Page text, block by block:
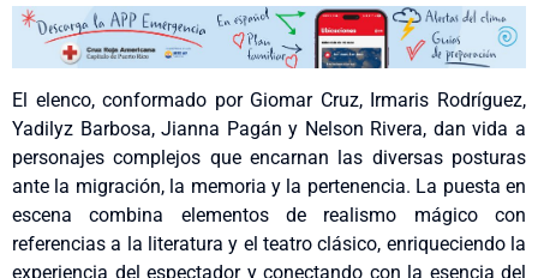
El elenco, conformado por Giomar Cruz, Irmaris Rodríguez,
Yadilyz Barbosa, Jianna Pagán y Nelson Rivera, dan vida a
personajes complejos que encarnan las diversas posturas
ante la migración, la memoria y la pertenencia. La puesta en
escena combina elementos de realismo mágico con
referencias a la literatura y el teatro clásico, enriqueciendo la
experiencia del espectador y conectando con la esencia del